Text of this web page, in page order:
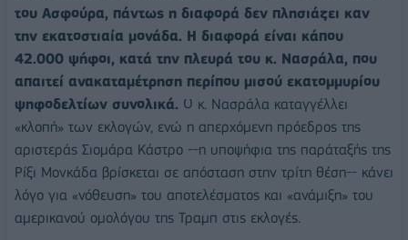
του Ασφούρα, πάντως η διαφορά δεν πλησιάζει καν
την εκατοστιαία μονάδα. Η διαφορά είναι κάπου
42.000 ψήφοι, κατά την πλευρά του κ. Νασράλα, που
απαιτεί ανακαταμέτρηση περίπου μισού εκατομμυρίου
ψηφοδελτίων συνολικά. Ο κ. Νασράλα καταγγέλλει
«κλοπή» των εκλογών, ενώ η απερχόμενη πρόεδρος της
αριστεράς Σιομάρα Κάστρο --η υποψήφια της παράταξής της
Ρίξι Μονκάδα βρίσκεται σε απόσταση στην τρίτη θέση-- κάνει
λόγο για «νόθευση» του αποτελέσματος και «ανάμιξη» του
αμερικανού ομολόγου της Τραμπ στις εκλογές.